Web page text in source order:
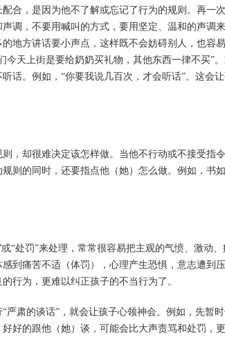
合，是因为他不了解或忘记了行为的规则。再一
调，不要用喊叫的方式，要用坚定、温和的声调
地方讲话要小声点，这样既不会妨碍别人，也容
今天上街是要给奶奶买礼物，其他东西一律不买”
话。例如，“你要我说几百次，才会听话”。这会
，却很难决定该怎样做。当他不行动或不接受指
则的同时，还要指点他（她）怎么做。例如，书
“处罚”来处理，常常很容易把主观的气愤、激动
到痛苦不适（体罚），心理产生恐惧，意志遭到
行为，更难以纠正孩子的不当行为了。
严肃的谈话”，就会让孩子心领神会。例如，先暂
好的跟他（她）谈，可能会比大声责骂和处罚，